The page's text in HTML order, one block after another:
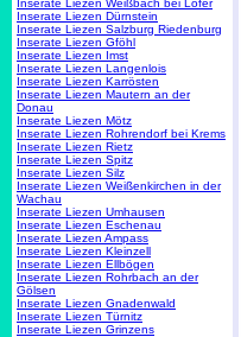
Inserate Liezen Weißbach bei Lofer
Inserate Liezen Dürnstein
Inserate Liezen Salzburg Riedenburg
Inserate Liezen Gföhl
Inserate Liezen Imst
Inserate Liezen Langenlois
Inserate Liezen Karrösten
Inserate Liezen Mautern an der
Donau
Inserate Liezen Mötz
Inserate Liezen Rohrendorf bei Krems
Inserate Liezen Rietz
Inserate Liezen Spitz
Inserate Liezen Silz
Inserate Liezen Weißenkirchen in der
Wachau
Inserate Liezen Umhausen
Inserate Liezen Eschenau
Inserate Liezen Ampass
Inserate Liezen Kleinzell
Inserate Liezen Ellbögen
Inserate Liezen Rohrbach an der
Gölsen
Inserate Liezen Gnadenwald
Inserate Liezen Türnitz
Inserate Liezen Grinzens